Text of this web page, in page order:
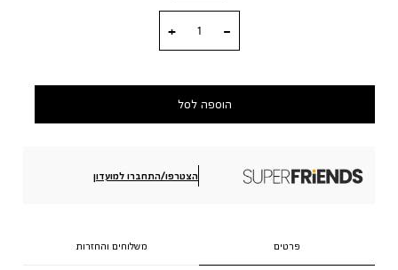
הוספה לסל
הצטרפו/התחברו למועדון
פרטים משלוחים והחזרות